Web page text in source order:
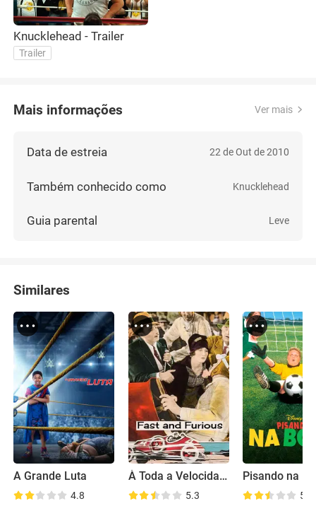
Knucklehead - Trailer
Trailer
Mais informações Ver mais
Data de estreia 22 de Out de 2010
Também conhecido como Knucklehead
Guia parental Leve
Similares
A Grande Luta
4.8
À Toda a Velocidade
5.3
Pisando na
5.6